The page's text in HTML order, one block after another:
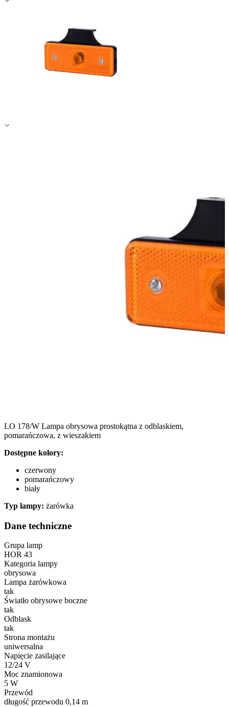
LO 178/W Lampa obrysowa prostokątna z odblaskiem,
pomarańczowa, z wieszakiem
Dostępne kolory:
czerwony
pomarańczowy
biały
Typ lampy: żarówka
Dane techniczne
Grupa lamp
HOR 43
Kategoria lampy
obrysowa
Lampa żarówkowa
tak
Światło obrysowe boczne
tak
Odblask
tak
Strona montażu
uniwersalna
Napięcie zasilające
12/24 V
Moc znamionowa
5 W
Przewód
długość przewodu 0,14 m